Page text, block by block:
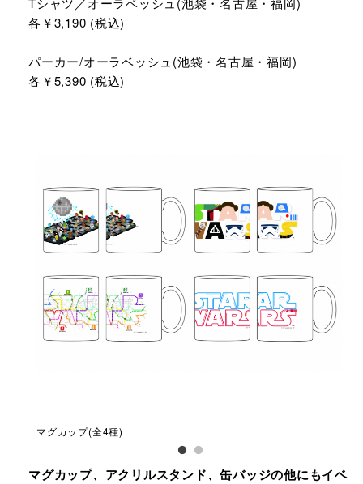
各￥3,190 (税込)
パーカー/オーラベッシュ(池袋・名古屋・福岡)
各￥5,390 (税込)
マグカップ(全4種)
マグカップ、アクリルスタンド、缶バッジの他にもイベ